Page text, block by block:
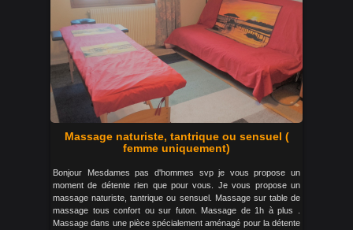
Massage naturiste, tantrique ou sensuel (
femme uniquement)
Bonjour Mesdames pas d'hommes svp je vous propose un
moment de détente rien que pour vous. Je vous propose un
massage naturiste, tantrique ou sensuel. Massage sur table de
massage tous confort ou sur futon. Massage de 1h à plus .
Massage dans une pièce spécialement aménagé pour la détente